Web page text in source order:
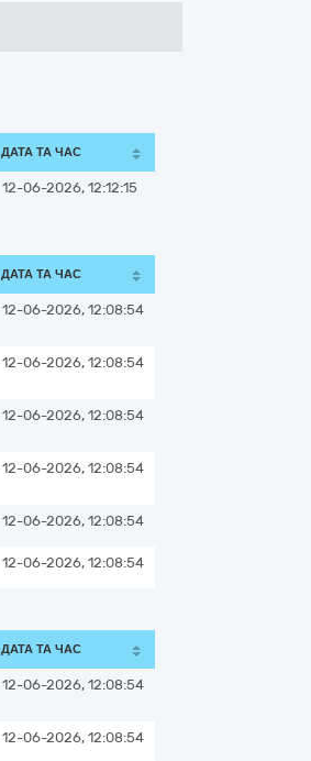
ДАТА ТА ЧАС
12-06-2026, 12:12:15
ДАТА ТА ЧАС
12-06-2026, 12:08:54
12-06-2026, 12:08:54
12-06-2026, 12:08:54
12-06-2026, 12:08:54
12-06-2026, 12:08:54
12-06-2026, 12:08:54
ДАТА ТА ЧАС
12-06-2026, 12:08:54
12-06-2026, 12:08:54